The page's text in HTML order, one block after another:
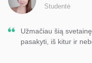
Studentė
Užmačiau šią
pasakyti, iš kitur ir